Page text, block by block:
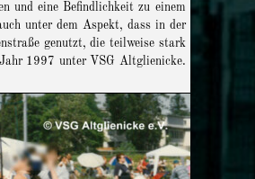
und eine Befindlichkeit zu einem
unter dem Aspekt, dass in der
genutzt, die teilweise stark
1997 unter VSG Altglienicke.